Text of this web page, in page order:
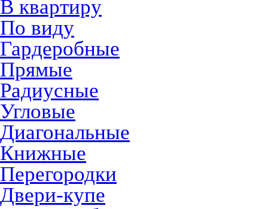
В квартиру
По виду
Гардеробные
Прямые
Радиусные
Угловые
Диагональные
Книжные
Перегородки
Двери-купе